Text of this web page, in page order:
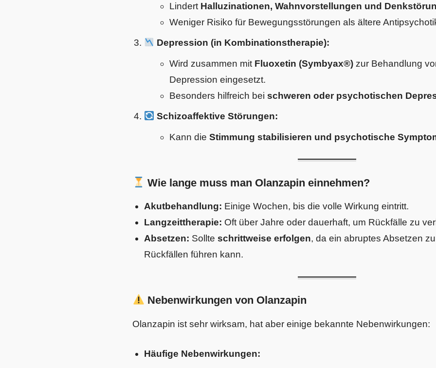
Lindert Halluzinationen, Wahnvorstellungen und
Weniger Risiko für Bewegungsstörungen als ältere
Depression (in Kombinationstherapie):
Wird zusammen mit Fluoxetin (Symbyax®) zur Behandlung
Depression eingesetzt.
Besonders hilfreich bei schweren oder psychotischen
Schizoaffektive Störungen:
Kann die Stimmung stabilisieren und psychotische
Wie lange muss man Olanzapin einnehmen?
Akutbehandlung: Einige Wochen, bis die volle Wirkung eintritt.
Langzeittherapie: Oft über Jahre oder dauerhaft, um Rückfälle zu
Absetzen: Sollte schrittweise erfolgen, da ein abruptes Absetzen
Rückfällen führen kann.
Nebenwirkungen von Olanzapin
Olanzapin ist sehr wirksam, hat aber einige bekannte Nebenwirkungen:
Häufige Nebenwirkungen: